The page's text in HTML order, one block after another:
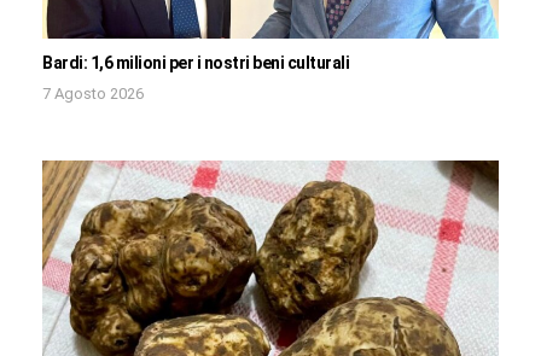
Bardi: 1,6 milioni per i nostri beni culturali
7 Agosto 2026